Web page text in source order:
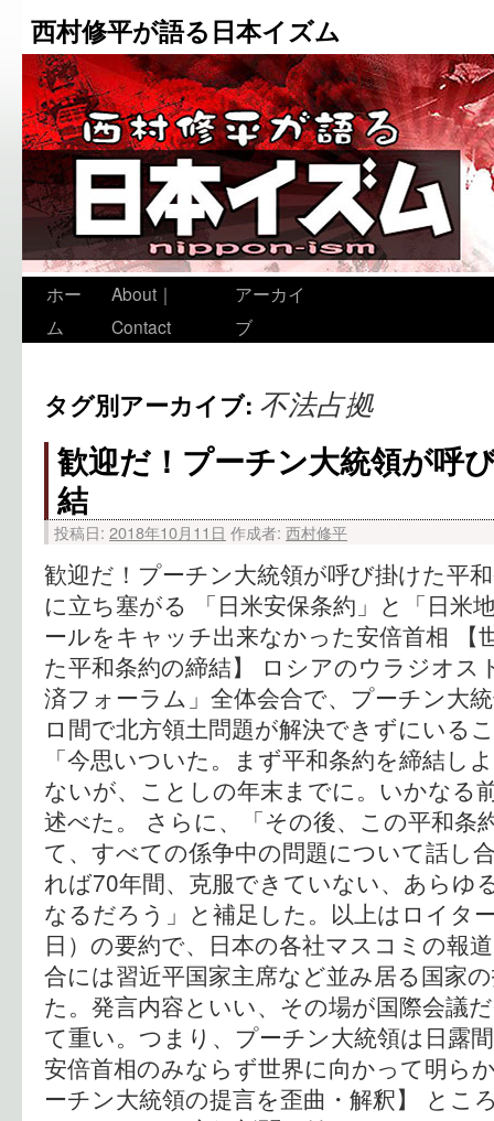
西村修平が語る日本イズム
ホー
ム
About｜
Contact
アーカイ
ブ
タグ別アーカイブ: 不法占拠
歓迎だ！プーチン大統領が呼
結
投稿日: 2018年10月11日 作成者: 西村修平
歓迎だ！プーチン大統領が呼び掛けた平
に立ち塞がる 「日米安保条約」と「日米
ールをキャッチ出来なかった安倍首相 【
た平和条約の締結】 ロシアのウラジオス
済フォーラム」全体会合で、プーチン大
ロ間で北方領土問題が解決できずにいる
「今思いついた。まず平和条約を締結し
ないが、ことしの年末までに。いかなる
述べた。 さらに、「その後、この平和条
て、すべての係争中の問題について話し
れば70年間、克服できていない、あらゆ
なるだろう」と補足した。以上はロイタ
日）の要約で、日本の各社マスコミの報
合には習近平国家主席など並み居る国家
た。発言内容といい、その場が国際会議
て重い。つまり、プーチン大統領は日露
安倍首相のみならず世界に向かって明ら
ーチン大統領の提言を歪曲・解釈】 とこ